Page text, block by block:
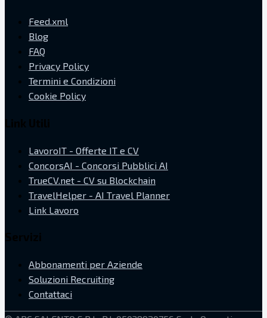
Feed.xml
Blog
FAQ
Privacy Policy
Termini e Condizioni
Cookie Policy
LavoroIT - Offerte IT e CV
ConcorsAI - Concorsi Pubblici AI
TrueCV.net - CV su Blockchain
TravelHelper - AI Travel Planner
Link Lavoro
Abbonamenti per Aziende
Soluzioni Recruiting
Contattaci